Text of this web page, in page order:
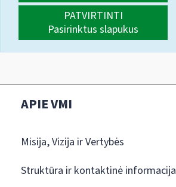
PATVIRTINTI
Pasirinktus slapukus
APIE VMI
Misija, Vizija ir Vertybės
Struktūra ir kontaktinė informacija